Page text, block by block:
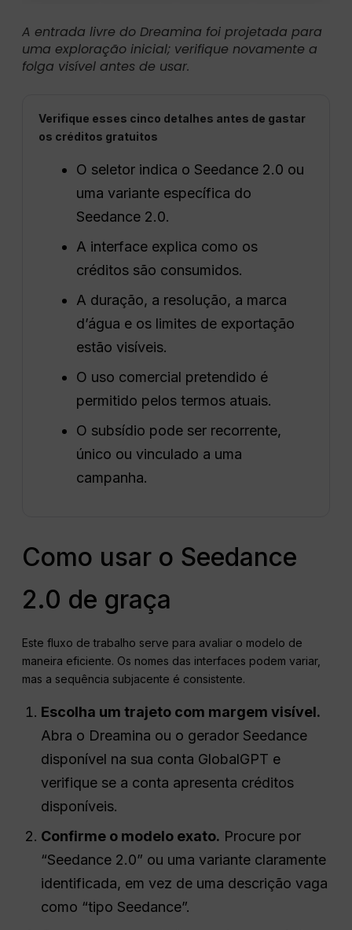
A entrada livre do Dreamina foi projetada para
uma exploração inicial; verifique novamente a
folga visível antes de usar.
Verifique esses cinco detalhes antes de gastar
os créditos gratuitos
O seletor indica o Seedance 2.0 ou
uma variante específica do
Seedance 2.0.
A interface explica como os
créditos são consumidos.
A duração, a resolução, a marca
d’água e os limites de exportação
estão visíveis.
O uso comercial pretendido é
permitido pelos termos atuais.
O subsídio pode ser recorrente,
único ou vinculado a uma
campanha.
Como usar o Seedance
2.0 de graça
Este fluxo de trabalho serve para avaliar o modelo de
maneira eficiente. Os nomes das interfaces podem variar,
mas a sequência subjacente é consistente.
Escolha um trajeto com margem visível.
Abra o Dreamina ou o gerador Seedance
disponível na sua conta GlobalGPT e
verifique se a conta apresenta créditos
disponíveis.
Confirme o modelo exato. Procure por
“Seedance 2.0” ou uma variante claramente
identificada, em vez de uma descrição vaga
como “tipo Seedance”.